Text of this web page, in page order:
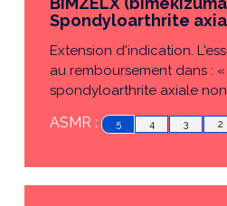
Spondyloarthrite
Extension d'indication.
au remboursement dans :
spondyloarthrite axiale non
ASMR : 5 4 3 2